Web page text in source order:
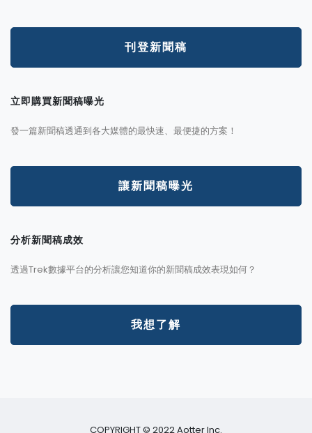
刊登新聞稿
立即購買新聞稿曝光
發一篇新聞稿透通到各大媒體的最快速、最便捷的方案！
讓新聞稿曝光
分析新聞稿成效
透過Trek數據平台的分析讓您知道你的新聞稿成效表現如何？
我想了解
COPYRIGHT © 2022 Aotter Inc.